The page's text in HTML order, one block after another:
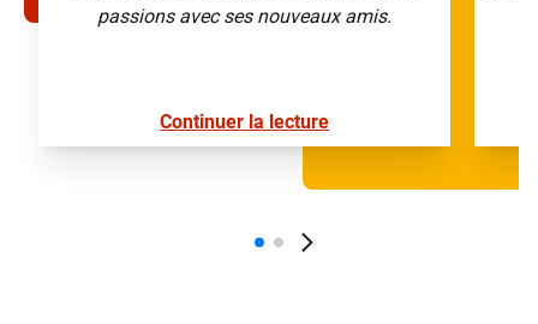
passions avec ses nouveaux amis.
Continuer la lecture